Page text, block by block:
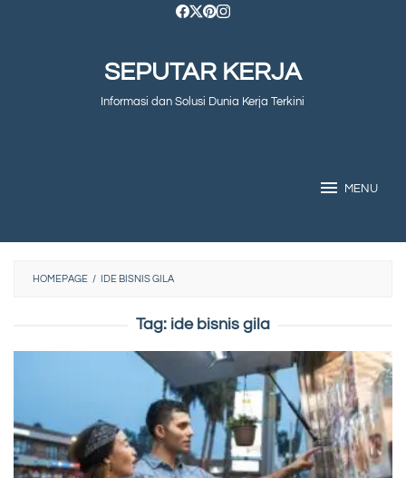
SEPUTAR KERJA
Informasi dan Solusi Dunia Kerja Terkini
MENU
HOMEPAGE / IDE BISNIS GILA
Tag: ide bisnis gila